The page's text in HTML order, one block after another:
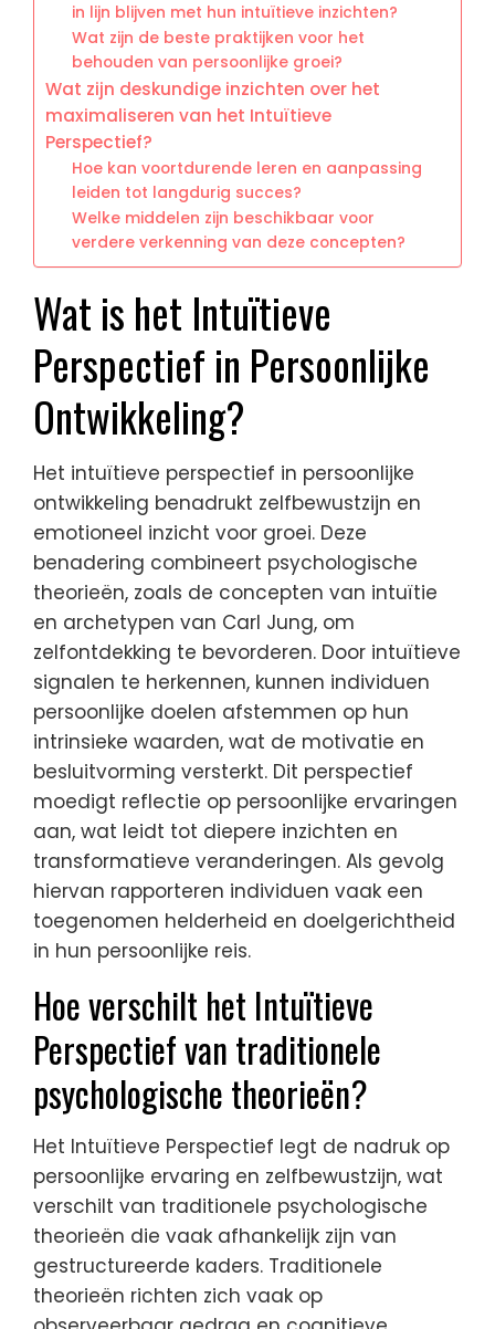
in lijn blijven met hun intuïtieve inzichten?
Wat zijn de beste praktijken voor het
behouden van persoonlijke groei?
Wat zijn deskundige inzichten over het
maximaliseren van het Intuïtieve
Perspectief?
Hoe kan voortdurende leren en aanpassing
leiden tot langdurig succes?
Welke middelen zijn beschikbaar voor
verdere verkenning van deze concepten?
Wat is het Intuïtieve
Perspectief in Persoonlijke
Ontwikkeling?
Het intuïtieve perspectief in persoonlijke
ontwikkeling benadrukt zelfbewustzijn en
emotioneel inzicht voor groei. Deze
benadering combineert psychologische
theorieën, zoals de concepten van intuïtie
en archetypen van Carl Jung, om
zelfontdekking te bevorderen. Door intuïtieve
signalen te herkennen, kunnen individuen
persoonlijke doelen afstemmen op hun
intrinsieke waarden, wat de motivatie en
besluitvorming versterkt. Dit perspectief
moedigt reflectie op persoonlijke ervaringen
aan, wat leidt tot diepere inzichten en
transformatieve veranderingen. Als gevolg
hiervan rapporteren individuen vaak een
toegenomen helderheid en doelgerichtheid
in hun persoonlijke reis.
Hoe verschilt het Intuïtieve
Perspectief van traditionele
psychologische theorieën?
Het Intuïtieve Perspectief legt de nadruk op
persoonlijke ervaring en zelfbewustzijn, wat
verschilt van traditionele psychologische
theorieën die vaak afhankelijk zijn van
gestructureerde kaders. Traditionele
theorieën richten zich vaak op